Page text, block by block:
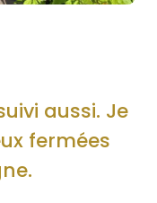
aussi. Je
fermées